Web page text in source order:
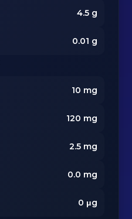
4.5g
0.01 g
10 mg
120 mg
2.5mg
0.0 mg
0 μg